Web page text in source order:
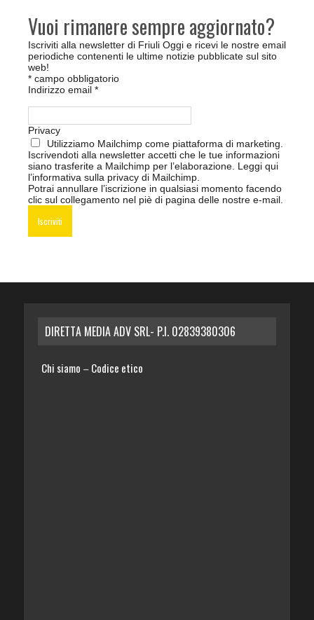
Vuoi rimanere sempre aggiornato?
Iscriviti alla newsletter di Friuli Oggi e ricevi le nostre email
periodiche contenenti le ultime notizie pubblicate sul sito
web!
* campo obbligatorio
Indirizzo email *
Privacy
Utilizziamo Mailchimp come piattaforma di marketing.
Iscrivendoti alla newsletter accetti che le tue informazioni
siano trasferite a Mailchimp per l’elaborazione. Leggi qui
l’informativa sulla privacy di Mailchimp
Potrai annullare l’iscrizione in qualsiasi momento facendo
clic sul collegamento nel piè di pagina delle nostre e-mail.
DIRETTA MEDIA ADV SRL- P.I. 02839380306
Chi siamo – Codice etico